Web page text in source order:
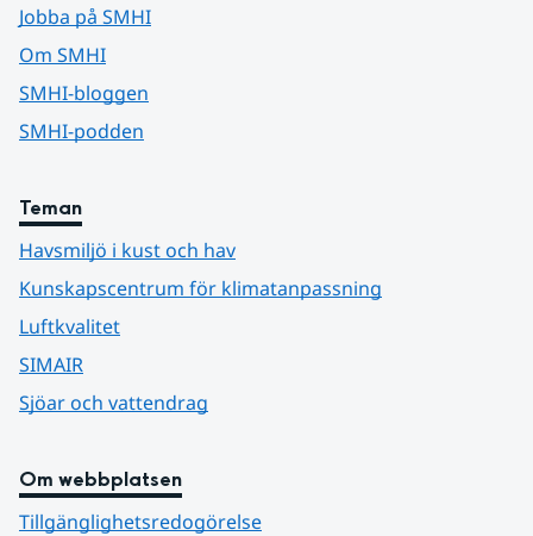
Jobba på SMHI
Om SMHI
SMHI-bloggen
SMHI-podden
Teman
Havsmiljö i kust och hav
Kunskapscentrum för klimatanpassning
Luftkvalitet
SIMAIR
Sjöar och vattendrag
Om webbplatsen
Tillgänglighetsredogörelse